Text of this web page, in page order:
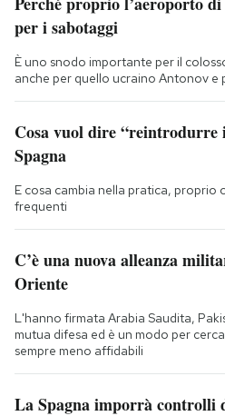
per i sabotaggi
È uno snodo importante per il
anche per quello ucraino Antonov e
Cosa vuol dire
Spagna
E cosa cambia nella pratica, proprio
frequenti
C’è una nuova alleanza
Oriente
L'hanno firmata Arabia Saudita,
mutua difesa ed è un modo per
sempre meno affidabili
La Spagna imporrà controlli